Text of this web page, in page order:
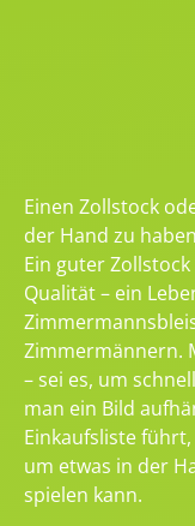
Einen Zollstock
der Hand zu
Ein guter
Qualität – ein
Zimmermännern.
– sei es, um
man ein Bild
Einkaufsliste
um etwas in der
spielen kann.